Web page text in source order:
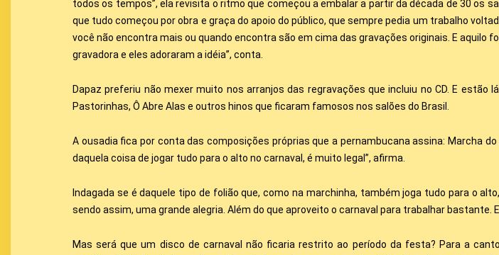
todos os tempos”, ela revisita o ritmo que começou a embalar a partir da década de 30 os
que tudo começou por obra e graça do apoio do público, que sempre pedia um trabalho
você não encontra mais ou quando encontra são em cima das gravações originais. E aquilo
gravadora e eles adoraram a idéia”, conta.
Dapaz preferiu não mexer muito nos arranjos das regravações que incluiu no CD. E estão
Pastorinhas, Ô Abre Alas e outros hinos que ficaram famosos nos salões do Brasil.
A ousadia fica por conta das composições próprias que a pernambucana assina: Marcha
daquela coisa de jogar tudo para o alto no carnaval, é muito legal”, afirma.
Indagada se é daquele tipo de folião que, como na marchinha, também joga tudo para o
sendo assim, uma grande alegria. Além do que aproveito o carnaval para trabalhar bastante.
Mas será que um disco de carnaval não ficaria restrito ao período da festa? Para a